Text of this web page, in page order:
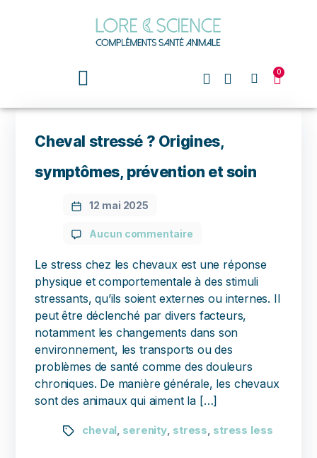
0
Cheval stressé ? Origines,
symptômes, prévention et soin
12 mai 2025
Aucun commentaire
Le stress chez les chevaux est une réponse
physique et comportementale à des stimuli
stressants, qu’ils soient externes ou internes. Il
peut être déclenché par divers facteurs,
notamment les changements dans son
environnement, les transports ou des
problèmes de santé comme des douleurs
chroniques. De manière générale, les chevaux
sont des animaux qui aiment la […]
cheval serenity stress stress less